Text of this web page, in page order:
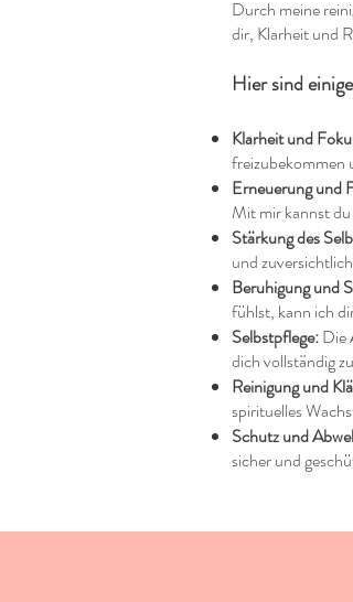
Durch meine
dir, Klarheit und
Hier sind
Klarheit und
freizubekommen
Erneuerung und
Mit mir kannst
Stärkung des
und
Beruhigung und
fühlst, kann ich
Selbstpflege:Die
dich vollständig
Reinigung und
spirituelles
Schutz und
sicher und